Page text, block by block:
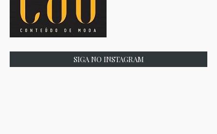
SIGA NO INSTAGRAM